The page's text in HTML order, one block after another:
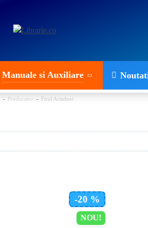
Manuale si Auxiliare
Producator Firul Ariadnei
NOU!
-20 %